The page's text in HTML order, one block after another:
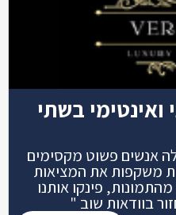
ואינטימי בשתי
אנשים פשוט מקסימים
משקפות את המציאות
פינקו אותנו
בוודאות שוב "